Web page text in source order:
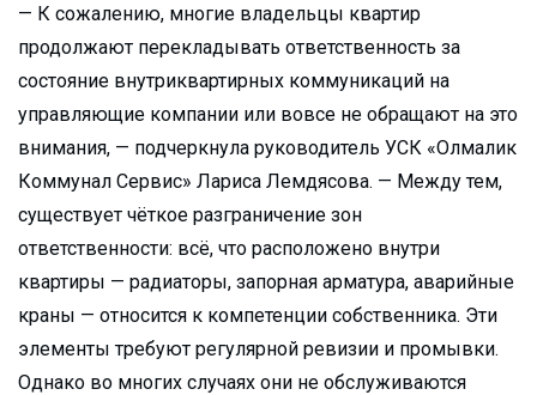
— К сожалению, многие владельцы квартир
продолжают перекладывать ответственность за
состояние внутриквартирных коммуникаций на
управляющие компании или вовсе не обращают на это
внимания, — подчеркнула руководитель УСК «Олмалик
Коммунал Сервис» Лариса Лемдясова. — Между тем,
существует чёткое разграничение зон
ответственности: всё, что расположено внутри
квартиры — радиаторы, запорная арматура, аварийные
краны — относится к компетенции собственника. Эти
элементы требуют регулярной ревизии и промывки.
Однако во многих случаях они не обслуживаются